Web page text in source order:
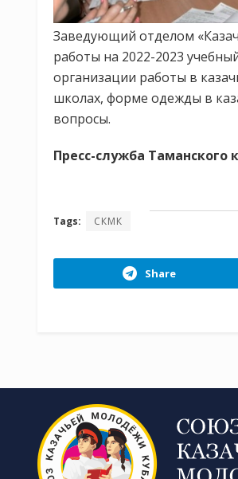
Заведующий отделом
работы на 2022-2023
организации работы в
школах, форме одежды в
вопросы.
Пресс-служба Таманского
Tags: СКМК
Share